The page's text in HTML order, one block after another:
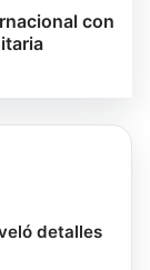
con
detalles